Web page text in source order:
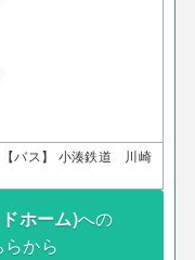
【バス】 小湊鉄道 川崎
ホーム)への
から